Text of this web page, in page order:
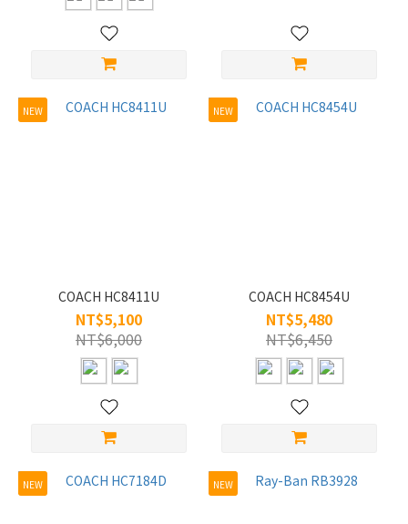
NEW
COACH HC8411U
NT$5,100
NT$6,000
NEW
COACH HC8454U
NT$5,480
NT$6,450
NEW NEW